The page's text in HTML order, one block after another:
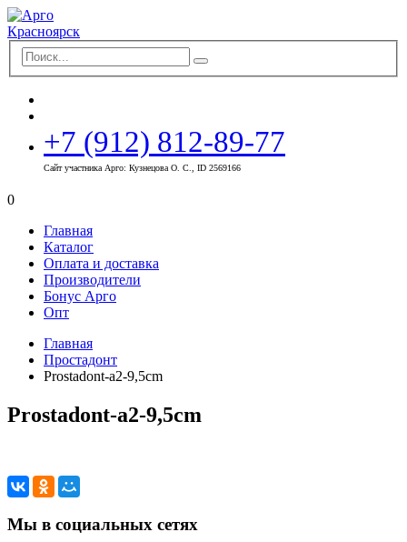
+7 (912) 812-89-77
Сайт участника Арго: Кузнецова О. С., ID 2569166
0
Главная
Каталог
Оплата и доставка
Производители
Бонус Арго
Опт
Главная
Простадонт
Prostadont-a2-9,5cm
Prostadont-a2-9,5cm
Мы в социальных сетях